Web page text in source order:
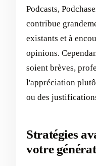
Podcasts,
contribue
existants et à
opinions.
soient brèves,
l'appréciation
ou des
Stratégies
votre